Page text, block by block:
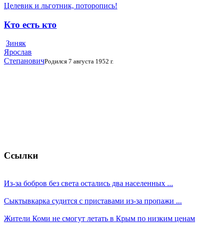
Целевик и льготник, поторопись!
Кто есть кто
Зиняк
Ярослав
СтепановичРодился 7 августа 1952 г.
Ссылки
Из-за бобров без света остались два населенных ...
Сыктывкарка судится с приставами из-за пропажи ...
Жители Коми не смогут летать в Крым по низким ценам